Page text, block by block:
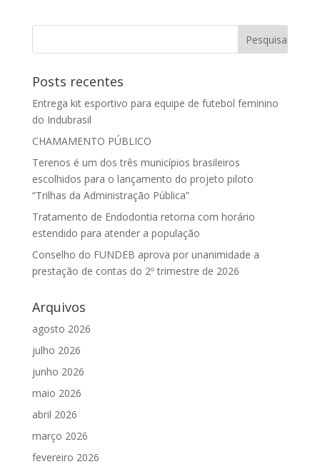
Posts recentes
Entrega kit esportivo para equipe de futebol feminino
do Indubrasil
CHAMAMENTO PÚBLICO
Terenos é um dos três municípios brasileiros
escolhidos para o lançamento do projeto piloto
“Trilhas da Administração Pública”
Tratamento de Endodontia retorna com horário
estendido para atender a população
Conselho do FUNDEB aprova por unanimidade a
prestação de contas do 2º trimestre de 2026
Arquivos
agosto 2026
julho 2026
junho 2026
maio 2026
abril 2026
março 2026
fevereiro 2026